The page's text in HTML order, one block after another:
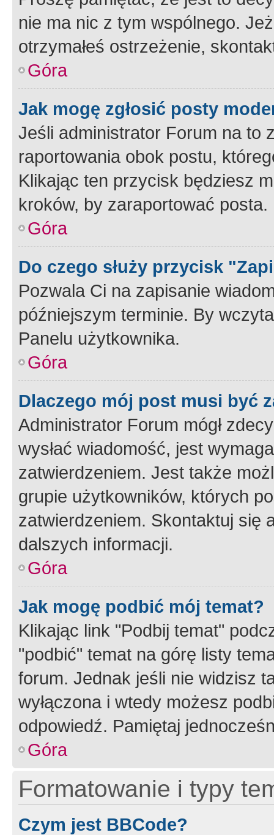
nie ma nic z tym wspólnego.
otrzymałeś ostrzeżenie,
Góra
Jak mogę zgłosić posty
Jeśli administrator Forum na to
raportowania obok postu,
Klikając ten przycisk będziesz
kroków, by zaraportować posta.
Góra
Do czego służy przycisk
Pozwala Ci na zapisanie
późniejszym terminie. By
Panelu użytkownika.
Góra
Dlaczego mój post musi być
Administrator Forum mógł
wysłać wiadomość, jest
zatwierdzeniem. Jest także
grupie użytkowników, których
zatwierdzeniem. Skontaktuj się
dalszych informacji.
Góra
Jak mogę podbić mój temat?
Klikając link "Podbij temat"
"podbić" temat na górę listy
forum. Jednak jeśli nie widzisz
wyłączona i wtedy możesz
odpowiedź. Pamiętaj
Góra
Formatowanie i typy
Czym jest BBCode?